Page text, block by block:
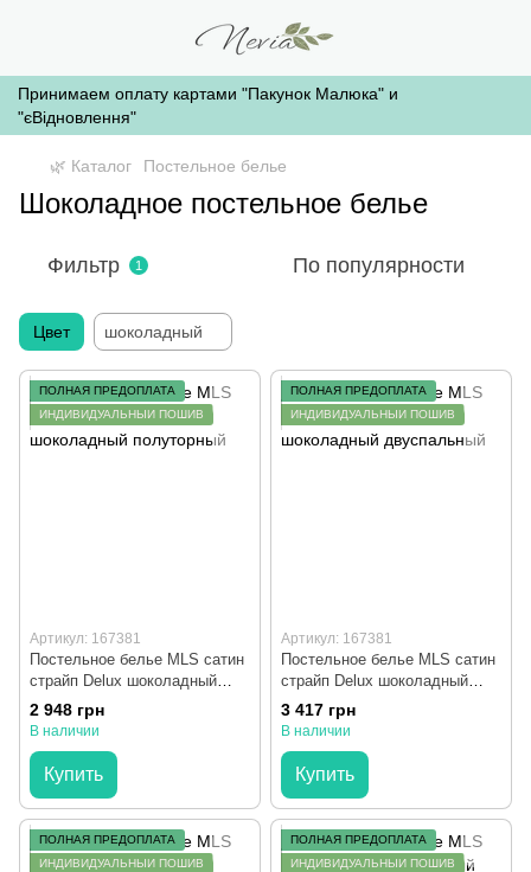
Принимаем оплату картами "Пакунок Малюка" и
"єВідновлення"
🌿 Каталог Постельное белье
Шоколадное постельное белье
Фильтр 1 По популярности
Цвет шоколадный
ПОЛНАЯ ПРЕДОПЛАТА
ИНДИВИДУАЛЬНЫЙ ПОШИВ
Артикул: 167381
Постельное белье MLS сатин
страйп Delux шоколадный
полуторный
2 948 грн
В наличии
Купить
ПОЛНАЯ ПРЕДОПЛАТА
ИНДИВИДУАЛЬНЫЙ ПОШИВ
Артикул: 167381
Постельное белье MLS сатин
страйп Delux шоколадный
двуспальный
3 417 грн
В наличии
Купить
ПОЛНАЯ ПРЕДОПЛАТА
ИНДИВИДУАЛЬНЫЙ ПОШИВ
ПОЛНАЯ ПРЕДОПЛАТА
ИНДИВИДУАЛЬНЫЙ ПОШИВ